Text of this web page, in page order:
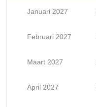
Januari 2027
Februari 2027
Maart 2027
April 2027